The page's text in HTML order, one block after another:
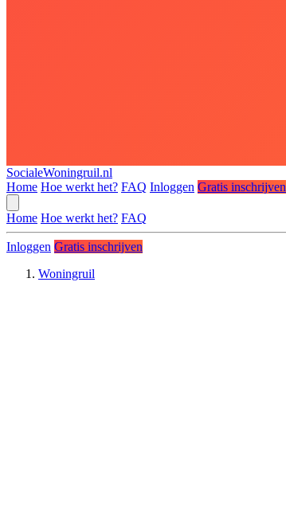
SocialeWoningruil.nl
Home Hoe werkt het? FAQ Inloggen Gratis inschrijven
Home Hoe werkt het? FAQ
Inloggen Gratis inschrijven
Woningruil